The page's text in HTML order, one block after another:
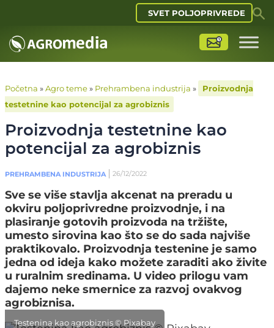
SVET POLJOPRIVREDE
Početna »Agro teme» Prehrambena industrija »
Proizvodnja
testetnine kao potencijal za agrobiznis
Proizvodnja testetnine kao
potencijal za agrobiznis
PREHRAMBENA INDUSTRIJA 26/12/2022
Sve se više stavlja akcenat na preradu u
okviru poljoprivredne proizvodnje, i na
plasiranje gotovih proizvoda na tržište,
umesto sirovina kao što se do sada najviše
praktikovalo. Proizvodnja testenine je samo
jedna od ideja kako možete zaraditi ako živite
u ruralnim sredinama. U video prilogu vam
dajemo neke smernice za razvoj ovakvog
agrobiznisa.
Testenina kao agrobiznis © Pixabay